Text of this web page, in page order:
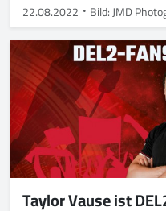
22.08.2022 Bild: JMD
Taylor Vause ist